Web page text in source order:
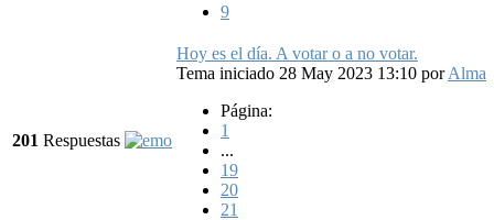
9
201 Respuestas
Hoy es el día. A votar o a no votar.
Tema iniciado 28 May 2023 13:10 porAlma
Página:
1
...
19
20
21